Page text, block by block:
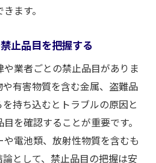
ます。
止品目を把握する
業者ごとの禁止品目がありま
有害物質を含む金属、盗難品
持ち込むとトラブルの原因と
を確認することが重要です。
電池類、放射性物質を含むも
として、禁止品目の把握は安